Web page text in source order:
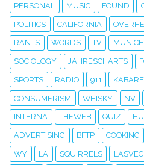
PERSONAL MUSIC FOUND
POLITICS CALIFORNIA
RANTS WORDS TV MUNICH
SOCIOLOGY JAHRESCHARTS
SPORTS RADIO 911
CONSUMERISM WHISKY NV
INTERNA THEWEB QUIZ
ADVERTISING BFTP COOKING
WY LA SQUIRRELS